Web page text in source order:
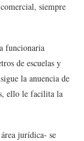
siempre
funcionaria
de escuelas y
la anuencia de
ello le facilita la
jurídica- se